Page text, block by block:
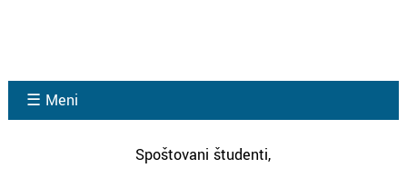
☰ Meni
Spoštovani študenti,